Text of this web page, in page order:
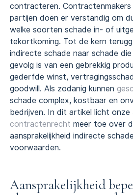
contracteren. Contractenmakers
partijen doen er verstandig om
welke soorten schade in- of
tekortkoming. Tot de kern
indirecte schade naar schade
gevolg is van een gebrekkig
gederfde winst,
goodwill. Als zodanig kunnen
schade complex, kostbaar en
bedrijven. In dit artikel licht onze
contractenrecht meer toe over
aansprakelijkheid indirecte
voorwaarden.
Aansprakelijkheid